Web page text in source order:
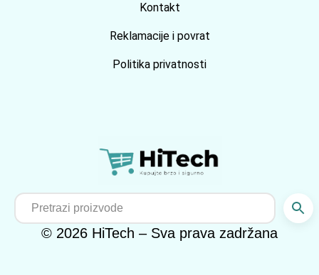
Kontakt
Reklamacije i povrat
Politika privatnosti
© 2026 HiTech – Sva prava zadržana